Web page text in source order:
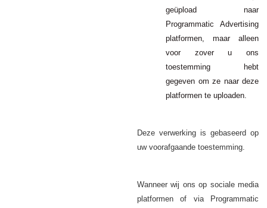
geüpload naar
Programmatic Advertising
platformen, maar alleen
voor zover u ons
toestemming hebt
gegeven om ze naar deze
platformen te uploaden.
Deze verwerking is gebaseerd op
uw voorafgaande toestemming.
Wanneer wij ons op sociale media
platformen of via Programmatic